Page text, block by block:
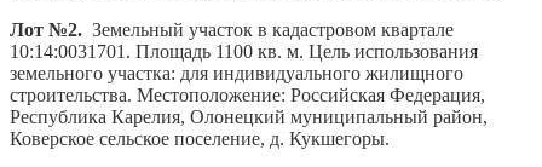
Лот №2. Земельный участок в кадастровом квартале
10:14:0031701. Площадь 1100 кв. м. Цель использования
земельного участка: для индивидуального жилищного
строительства. Местоположение: Российская Федерация,
Республика Карелия, Олонецкий муниципальный район,
Коверское сельское поселение, д. Кукшегоры.